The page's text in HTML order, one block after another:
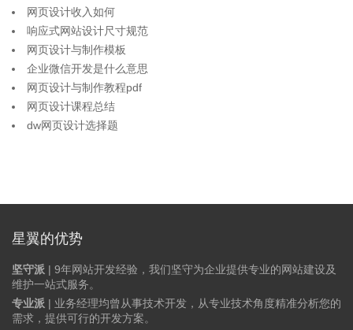
网页设计收入如何
响应式网站设计尺寸规范
网页设计与制作模板
企业微信开发是什么意思
网页设计与制作教程pdf
网页设计课程总结
dw网页设计选择题
星翼的优势
坚守派 | 9年网站开发经验，我们坚守为企业提供专业的网站建设及
维护一站式服务。
专业派 | 业务经理均曾从事技术开发，从专业技术角度精准分析您的
需求，提供可行的开发方案。